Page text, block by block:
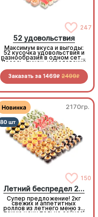
247
52 удовольствия
Максимум вкуса и выгоды:
52 кусочка удовольствия и
разнообразия в одном сете.
Лосось, тунец, королевский
плюс 4 дегустационных
кусочка филадельфии с
Заказать за 1469R 2499R
2170гр.
150
Летний беспредел 2 кг
Супер предложение! 2кг
свежих и аппетитных
роллов из летнего меню за
такую цену только сейчас!